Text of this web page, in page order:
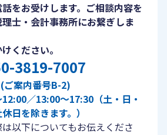
をお受けします。ご相談内容を
士・会計事務所にお繋ぎしま
ください。
3819-7007
(ご案内番号B-2)
／13:00〜17:30（土・日・
日を除きます。）
以下についてもお伝えくださ